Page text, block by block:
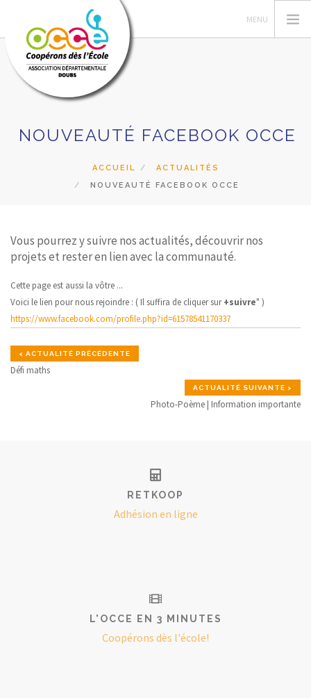
GERER SA COOP
ACTIONS PÉDAGOGIQUES
PRETS ET SERVICES
QUI SOMMES NOUS
RECHERCHER
CONTACT
NOUVEAUTÉ FACEBOOK OCCE
ACCUEIL
ACTUALITÉS
NOUVEAUTÉ FACEBOOK OCCE
Vous pourrez y suivre nos actualités, découvrir nos
projets et rester en lien avec la communauté.
Cette page est aussi la vôtre ...
Voici le lien pour nous rejoindre : ( Il suffira de cliquer sur+suivre" )
https://www.facebook.com/profile.php?id=61578541170337
< ACTUALITÉ PRÉCÉDENTE
Défi maths
ACTUALITÉ SUIVANTE >
Photo-Poème | Information importante
RETKOOP
Adhésion en ligne
L'OCCE EN 3 MINUTES
Coopérons dès l'école!